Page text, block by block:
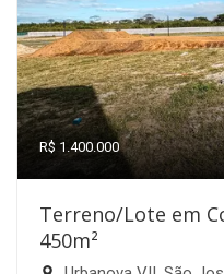
R$ 1.400.000
Terreno/Lote em
450m²